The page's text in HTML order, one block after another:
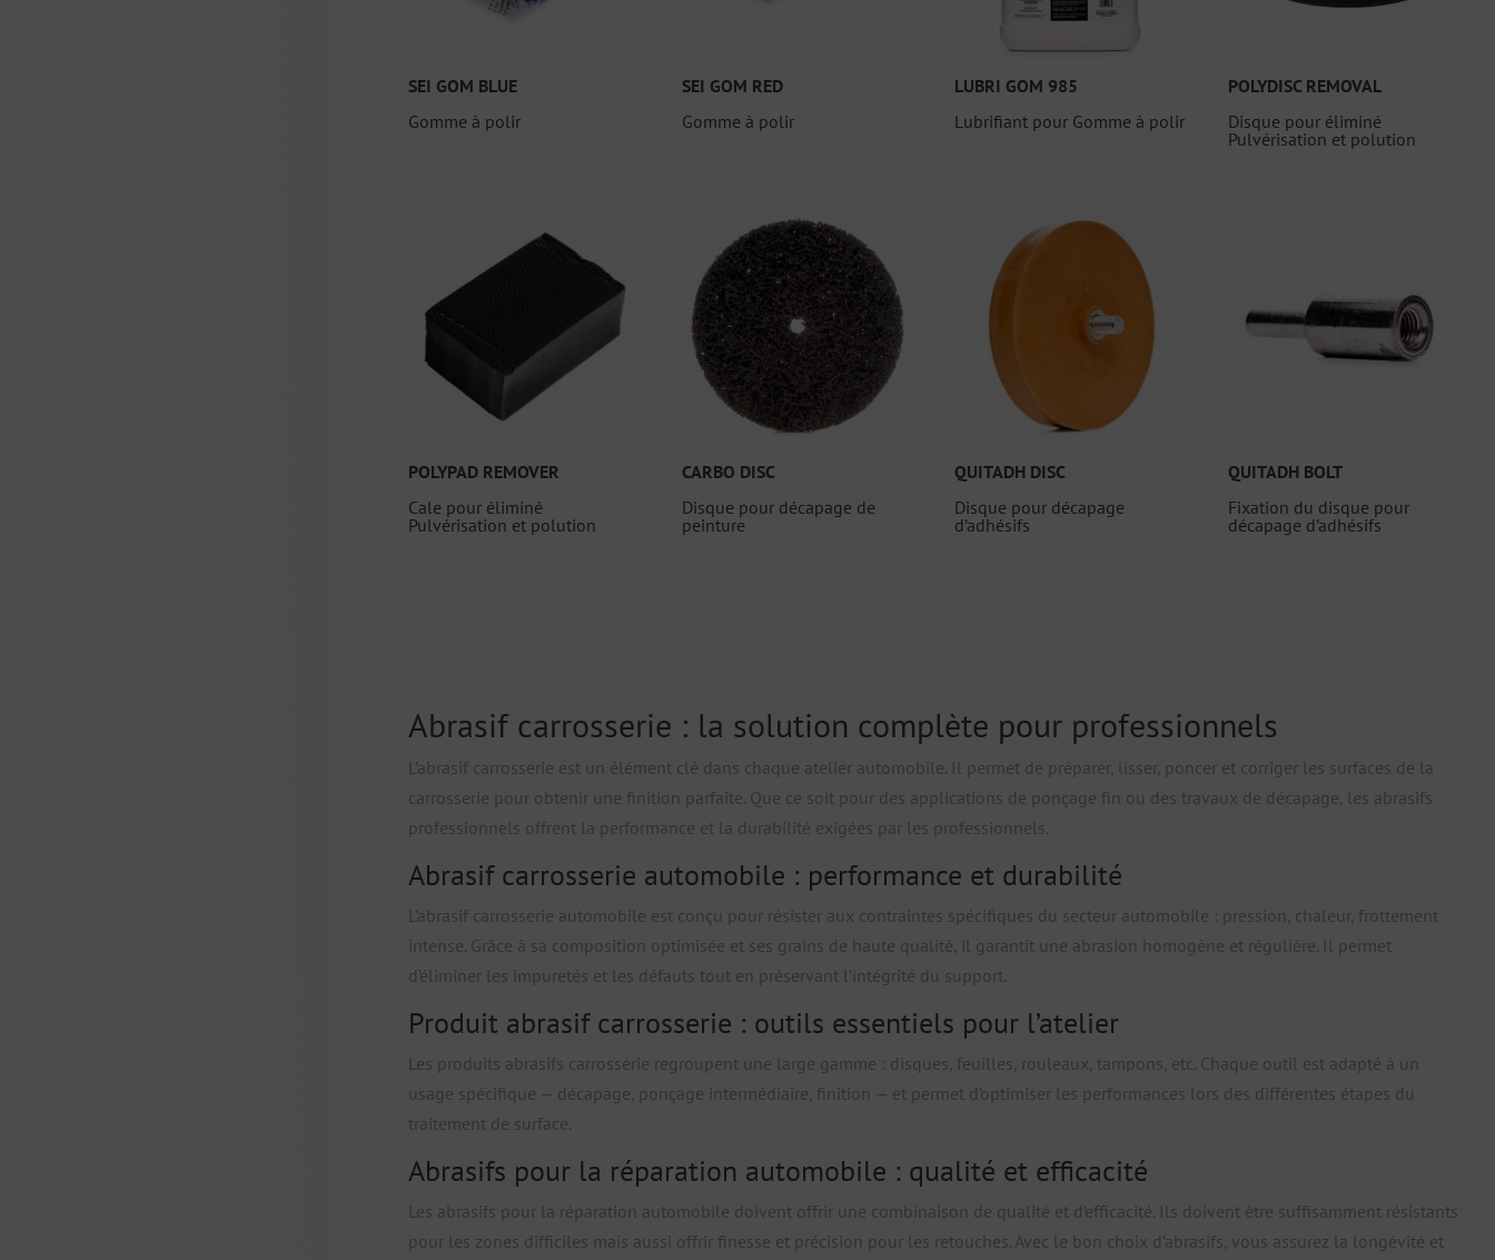
SEI GOM BLUE
Gomme à polir
SEI GOM RED
Gomme à polir
LUBRI GOM 985
Lubrifiant pour Gomme à polir
POLYDISC REMOVAL
Disque pour éliminé
Pulvérisation et polution
POLYPAD REMOVER
Cale pour éliminé
Pulvérisation et polution
CARBO DISC
Disque pour décapage de
peinture
QUITADH DISC
Disque pour décapage
d’adhésifs
QUITADH BOLT
Fixation du disque pour
décapage d’adhésifs
Abrasif carrosserie : la solution complète pour professionnels
L’abrasif carrosserie est un élément clé dans chaque atelier automobile. Il permet de préparer, lisser, poncer et corriger les surfaces de la
carrosserie pour obtenir une finition parfaite. Que ce soit pour des applications de ponçage fin ou des travaux de décapage, les abrasifs
professionnels offrent la performance et la durabilité exigées par les professionnels.
Abrasif carrosserie automobile : performance et durabilité
L’abrasif carrosserie automobile est conçu pour résister aux contraintes spécifiques du secteur automobile : pression, chaleur, frottement
intense. Grâce à sa composition optimisée et ses grains de haute qualité, il garantit une abrasion homogène et régulière. Il permet
d’éliminer les impuretés et les défauts tout en préservant l’intégrité du support.
Produit abrasif carrosserie : outils essentiels pour l’atelier
Les produits abrasifs carrosserie regroupent une large gamme : disques, feuilles, rouleaux, tampons, etc. Chaque outil est adapté à un
usage spécifique — décapage, ponçage intermédiaire, finition — et permet d’optimiser les performances lors des différentes étapes du
traitement de surface.
Abrasifs pour la réparation automobile : qualité et efficacité
Les abrasifs pour la réparation automobile doivent offrir une combinaison de qualité et d’efficacité. Ils doivent être suffisamment résistants
pour les zones difficiles mais aussi offrir finesse et précision pour les retouches. Avec le bon choix d’abrasifs, vous assurez la longévité et